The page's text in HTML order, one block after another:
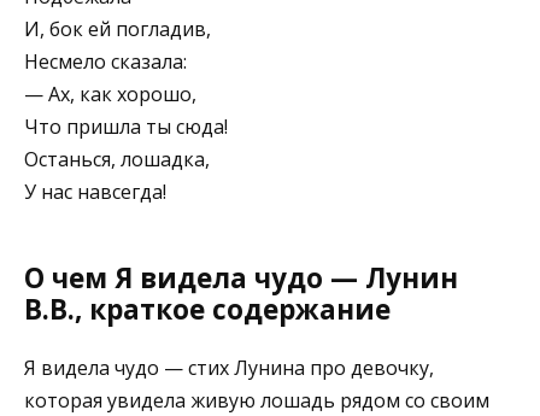
И, бок ей погладив,
Несмело сказала:
— Ах, как хорошо,
Что пришла ты сюда!
Останься, лошадка,
У нас навсегда!
О чем Я видела чудо — Лунин
В.В., краткое содержание
Я видела чудо — стих Лунина про девочку,
которая увидела живую лошадь рядом со своим